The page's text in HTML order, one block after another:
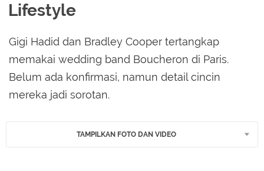
Lifestyle
Gigi Hadid dan Bradley Cooper tertangkap
memakai wedding band Boucheron di Paris.
Belum ada konfirmasi, namun detail cincin
mereka jadi sorotan.
TAMPILKAN FOTO DAN VIDEO